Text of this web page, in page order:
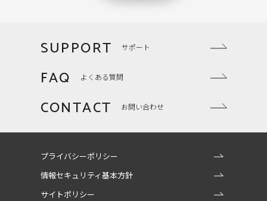
SUPPORT サポート
FAQ よくある質問
CONTACT お問い合わせ
プライバシーポリシー
情報セキュリティ基本方針
サイトポリシー